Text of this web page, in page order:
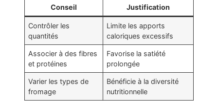
Conseil Justification
Contrôler les
quantités
Limite les apports
caloriques excessifs
Associer à des fibres
et protéines
Favorise la satiété
prolongée
Varier les types de
fromage
Bénéficie à la diversité
nutritionnelle